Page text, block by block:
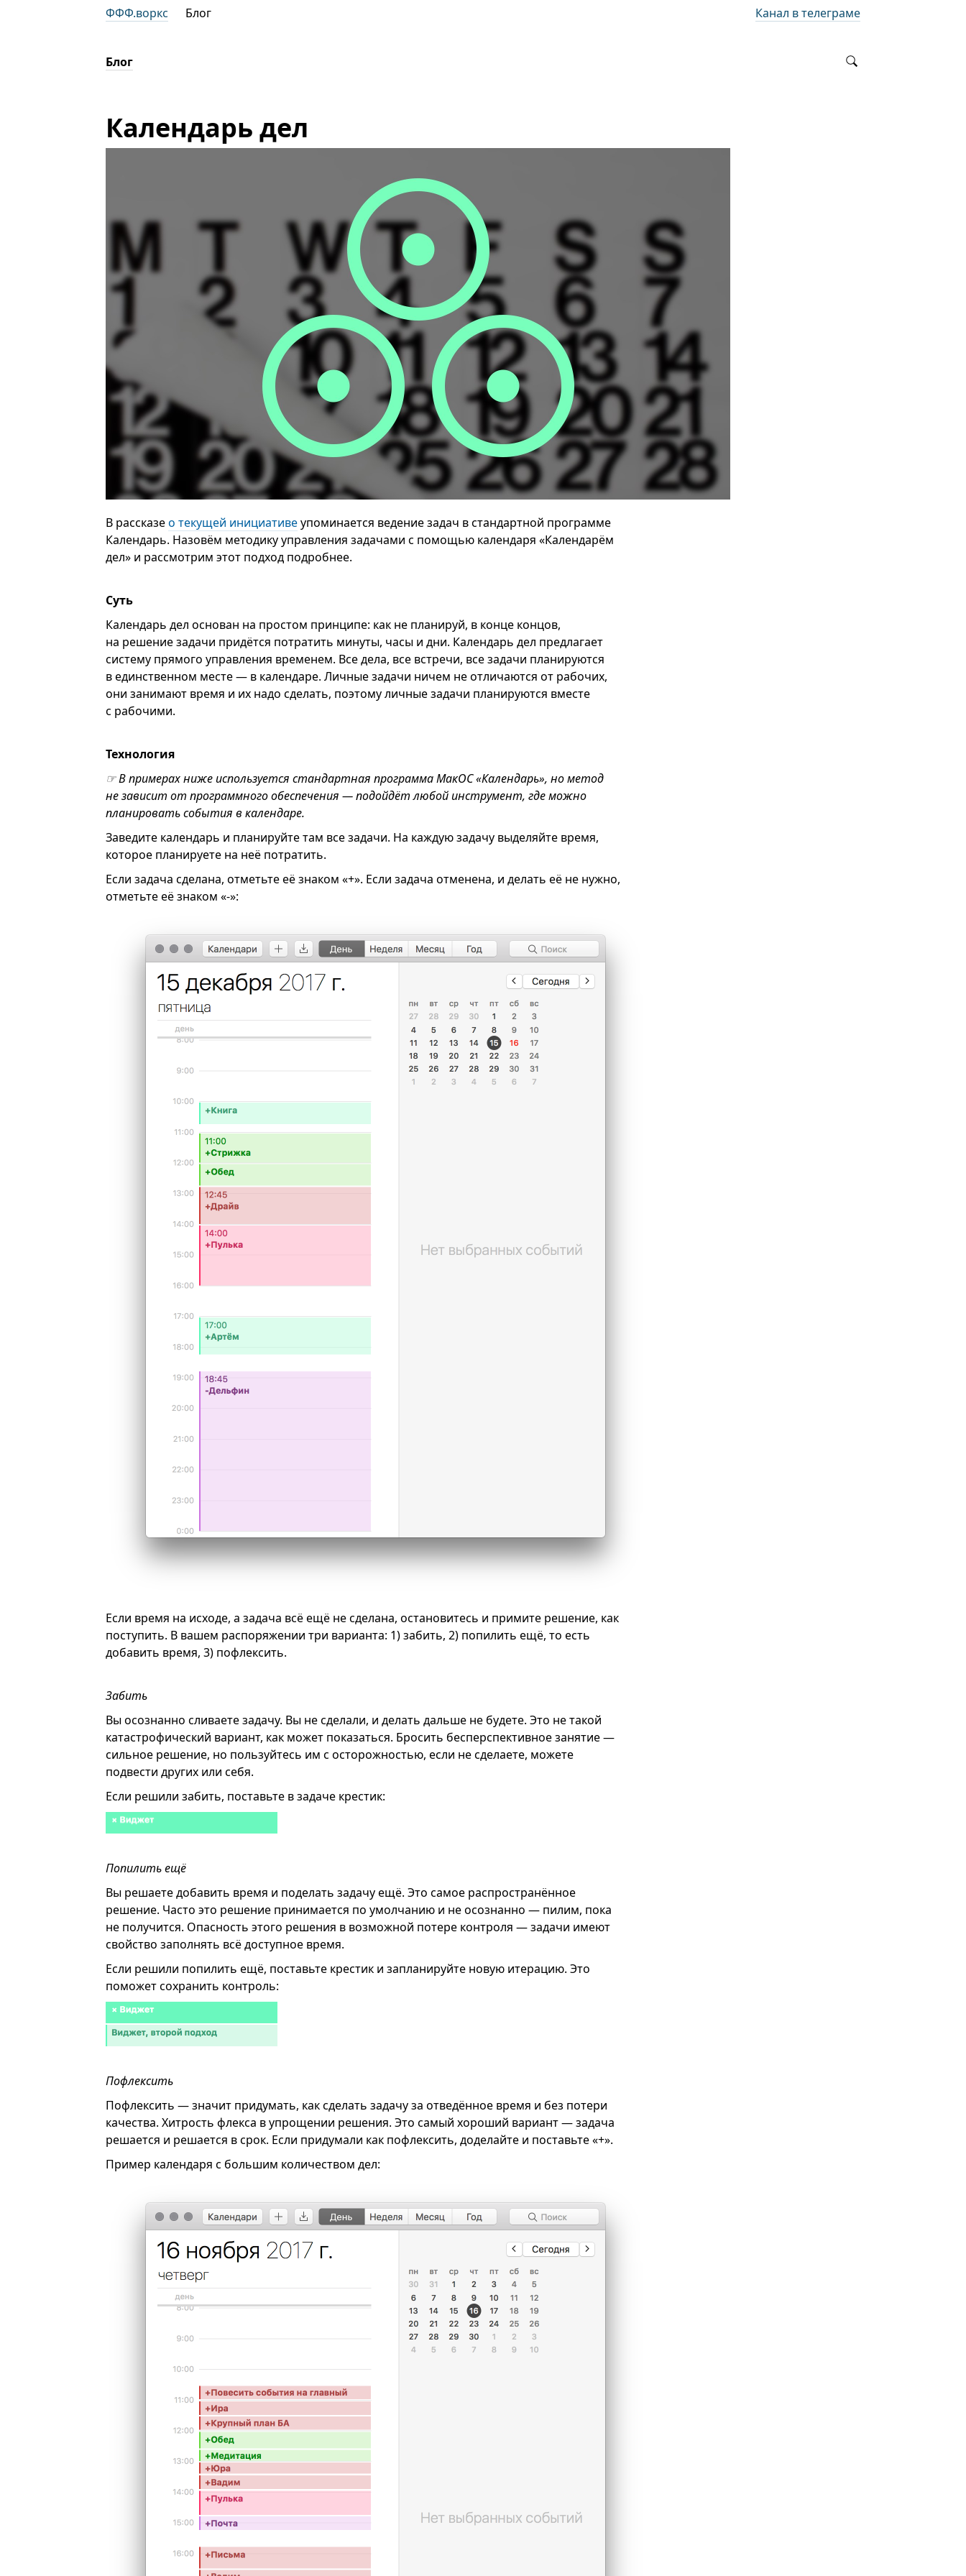
ФФФ.воркс Блог Канал в телеграме
Блог
Календарь дел
В рассказео текущей инициативеупоминается ведение задач в стандартной программе
Календарь. Назовём методику управления задачами с помощью календаря «Календарём
дел» и рассмотрим этот подход подробнее.
Суть
Календарь дел основан на простом принципе: как не планируй, в конце концов,
на решение задачи придётся потратить минуты, часы и дни. Календарь дел предлагает
систему прямого управления временем. Все дела, все встречи, все задачи планируются
в единственном месте — в календаре. Личные задачи ничем не отличаются от рабочих,
они занимают время и их надо сделать, поэтому личные задачи планируются вместе
с рабочими.
Технология
☞ В примерах ниже используется стандартная программа МакОС «Календарь», но метод
не зависит от программного обеспечения — подойдёт любой инструмент, где можно
планировать события в календаре.
Заведите календарь и планируйте там все задачи. На каждую задачу выделяйте время,
которое планируете на неё потратить.
Если задача сделана, отметьте её знаком «+». Если задача отменена, и делать её не нужно,
отметьте её знаком «-»:
Если время на исходе, а задача всё ещё не сделана, остановитесь и примите решение, как
поступить. В вашем распоряжении три варианта: 1) забить, 2) попилить ещё, то есть
добавить время, 3) пофлексить.
Забить
Вы осознанно сливаете задачу. Вы не сделали, и делать дальше не будете. Это не такой
катастрофический вариант, как может показаться. Бросить бесперспективное занятие —
сильное решение, но пользуйтесь им с осторожностью, если не сделаете, можете
подвести других или себя.
Если решили забить, поставьте в задаче крестик:
Попилить ещё
Вы решаете добавить время и поделать задачу ещё. Это самое распространённое
решение. Часто это решение принимается по умолчанию и не осознанно — пилим, пока
не получится. Опасность этого решения в возможной потере контроля — задачи имеют
свойство заполнять всё доступное время.
Если решили попилить ещё, поставьте крестик и запланируйте новую итерацию. Это
поможет сохранить контроль:
Пофлексить
Пофлексить — значит придумать, как сделать задачу за отведённое время и без потери
качества. Хитрость флекса в упрощении решения. Это самый хороший вариант — задача
решается и решается в срок. Если придумали как пофлексить, доделайте и поставьте «+».
Пример календаря с большим количеством дел: